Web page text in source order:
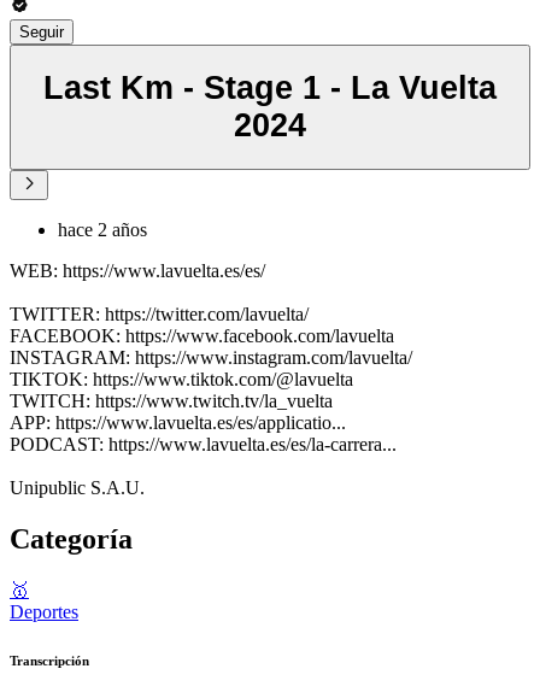
Seguir
Last Km - Stage 1 - La Vuelta
2024
hace 2 años
WEB: https://www.lavuelta.es/es/
TWITTER: https://twitter.com/lavuelta/
FACEBOOK: https://www.facebook.com/lavuelta
INSTAGRAM: https://www.instagram.com/lavuelta/
TIKTOK: https://www.tiktok.com/@lavuelta
TWITCH: https://www.twitch.tv/la_vuelta
APP: https://www.lavuelta.es/es/applicatio...
PODCAST: https://www.lavuelta.es/es/la-carrera...
Unipublic S.A.U.
Categoría
🥇
Deportes
Transcripción